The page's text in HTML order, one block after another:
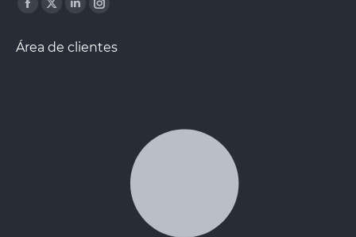
Facebook
opens
X
opens
Linkedin
opens
Instagram
opens
Área de clientes